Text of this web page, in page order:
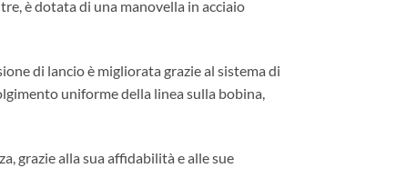
è dotata di una manovella in acciaio
di lancio è migliorata grazie al sistema di
uniforme della linea sulla bobina,
grazie alla sua affidabilità e alle sue